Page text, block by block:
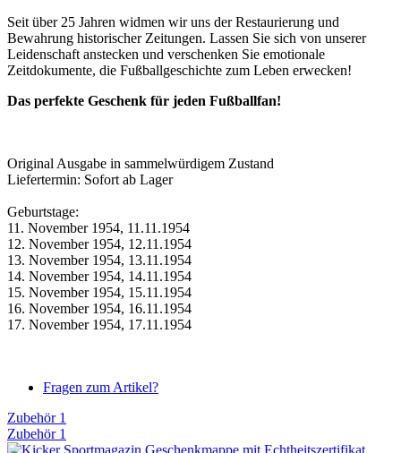
Seit über 25 Jahren widmen wir uns der Restaurierung und
Bewahrung historischer Zeitungen. Lassen Sie sich von unserer
Leidenschaft anstecken und verschenken Sie emotionale
Zeitdokumente, die Fußballgeschichte zum Leben erwecken!
Das perfekte Geschenk für jeden Fußballfan!
Original Ausgabe in sammelwürdigem Zustand
Liefertermin: Sofort ab Lager
Geburtstage:
11. November 1954, 11.11.1954
12. November 1954, 12.11.1954
13. November 1954, 13.11.1954
14. November 1954, 14.11.1954
15. November 1954, 15.11.1954
16. November 1954, 16.11.1954
17. November 1954, 17.11.1954
Fragen zum Artikel?
Zubehör 1
Zubehör 1